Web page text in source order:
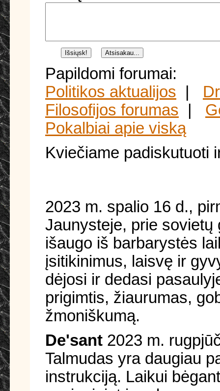
Papildomi forumai:
Politikos aktualijos
Filosofijos forumas
Pokalbiai apie viską
Kviečiame padiskutuoti
2023 m. spalio 16 d.,
Jaunysteje, prie
išaugo iš barbarystės
įsitikinimus, laisvę ir
dėjosi ir dedasi
prigimtis, žiaurumas,
žmoniškumą.
De'sant 2023 m.
Talmudas yra daugiau
instrukciją. Laikui